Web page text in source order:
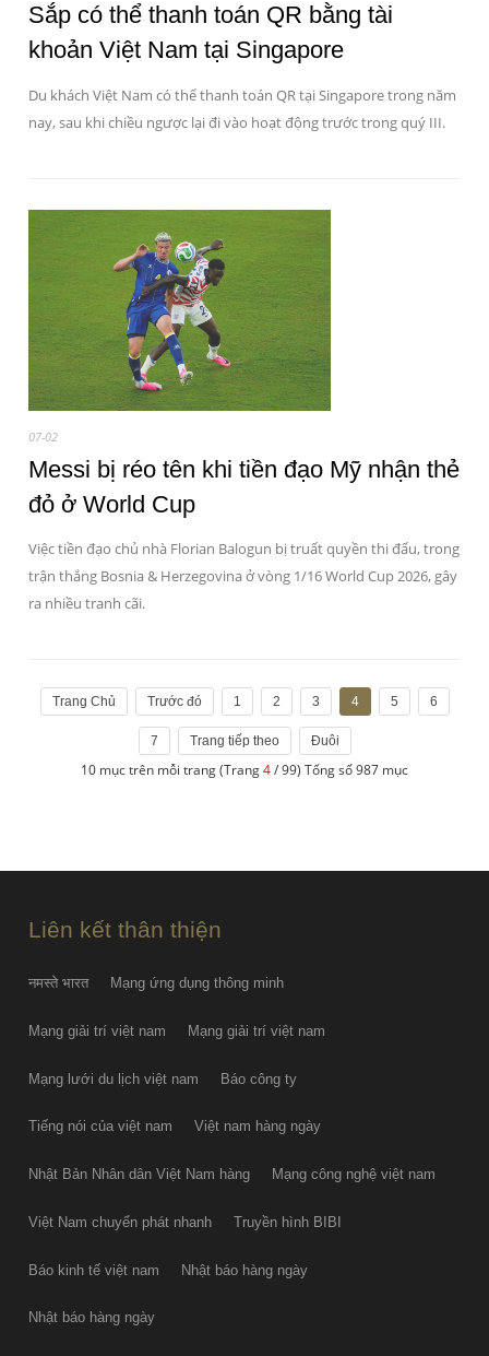
Sắp có thể thanh toán QR bằng tài
khoản Việt Nam tại Singapore
Du khách Việt Nam có thể thanh toán QR tại Singapore trong năm
nay, sau khi chiều ngược lại đi vào hoạt động trước trong quý III.
07-02
Messi bị réo tên khi tiền đạo Mỹ nhận thẻ
đỏ ở World Cup
Việc tiền đạo chủ nhà Florian Balogun bị truất quyền thi đấu, trong
trận thắng Bosnia & Herzegovina ở vòng 1/16 World Cup 2026, gây
ra nhiều tranh cãi.
Trang Chủ Trước đó 1 2 3 4 5 6
7 Trang tiếp theo Đuôi
10 mục trên mỗi trang (Trang4/ 99) Tổng số 987 mục
Liên kết thân thiện
नमस्ते भारत Mạng ứng dụng thông minh
Mạng giải trí việt nam Mạng giải trí việt nam
Mạng lưới du lịch việt nam Báo công ty
Tiếng nói của việt nam Việt nam hàng ngày
Nhật Bản Nhân dân Việt Nam hàng Mạng công nghệ việt nam
Việt Nam chuyển phát nhanh Truyền hình BIBI
Báo kinh tế việt nam Nhật báo hàng ngày
Nhật báo hàng ngày